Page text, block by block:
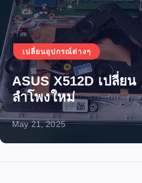
รณ์ต่างๆ
เปลี่ยน
ม่